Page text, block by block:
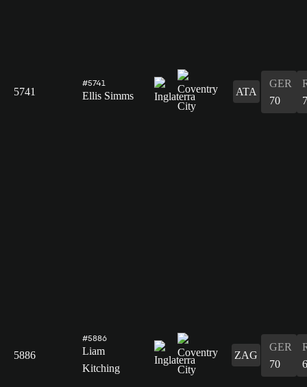
5741
#5741
Ellis Simms ATA
GER
70
5886
#5886
Liam
Kitching
ZAG
GER
70